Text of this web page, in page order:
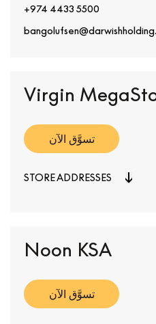
+974 4433 5500
Virgin
تسوَّق الآن
STORE ADDRESSES
Noon KSA
تسوَّق الآن